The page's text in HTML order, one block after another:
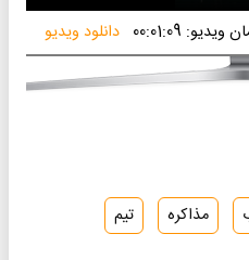
00:01:09 دانلود ویدیو
مذاکره تیم